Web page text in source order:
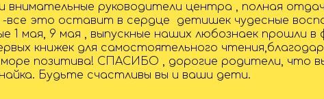
внимательные руководители центра , полная
это оставит в сердце детишек чудесные
1 мая, 9 мая , выпускные наших любознаек прошли
книжек для самостоятельного
позитива! СПАСИБО , дорогие родители, что
Будьте счастливы вы и ваши дети.